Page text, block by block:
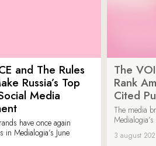
and The Rules
Russia’s Top
Media
have once again
in Medialogia’s June
The
Rank
Cited
The media
3 august